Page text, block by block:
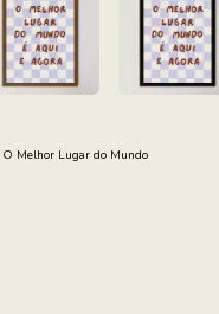
O Melhor Lugar do Mundo